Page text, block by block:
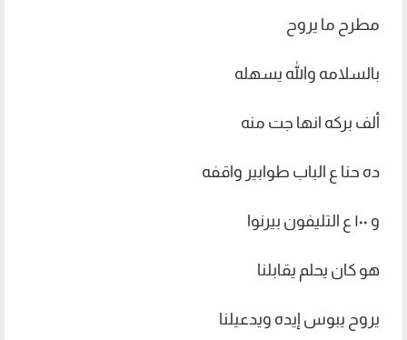
مطرح ما يروح
بالسلامه والله يسهله
ألف بركه انها جت منه
ده حنا ع الباب طوابير واقفه
و ۱۰۰ ع التليفون بيرنوا
هو كان يحلم يقابلنا
يروح يبوس إيده ويدعيلنا